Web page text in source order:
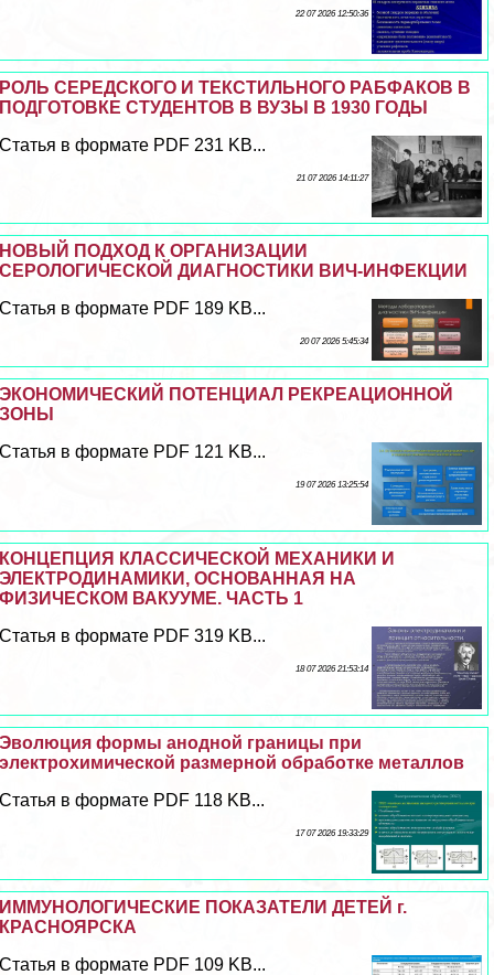
22 07 2026 12:50:36
РОЛЬ СЕРЕДСКОГО И ТЕКСТИЛЬНОГО РАБФАКОВ В
ПОДГОТОВКЕ СТУДЕНТОВ В ВУЗЫ В 1930 ГОДЫ
Статья в формате PDF 231 KB...
21 07 2026 14:11:27
НОВЫЙ ПОДХОД К ОРГАНИЗАЦИИ
СЕРОЛОГИЧЕСКОЙ ДИАГНОСТИКИ ВИЧ-ИНФЕКЦИИ
Статья в формате PDF 189 KB...
20 07 2026 5:45:34
ЭКОНОМИЧЕСКИЙ ПОТЕНЦИАЛ РЕКРЕАЦИОННОЙ
ЗОНЫ
Статья в формате PDF 121 KB...
19 07 2026 13:25:54
КОНЦЕПЦИЯ КЛАССИЧЕСКОЙ МЕХАНИКИ И
ЭЛЕКТРОДИНАМИКИ, ОСНОВАННАЯ НА
ФИЗИЧЕСКОМ ВАКУУМЕ. ЧАСТЬ 1
Статья в формате PDF 319 KB...
18 07 2026 21:53:14
Эволюция формы анодной границы при
электрохимической размерной обработке металлов
Статья в формате PDF 118 KB...
17 07 2026 19:33:29
ИММУНОЛОГИЧЕСКИЕ ПОКАЗАТЕЛИ ДЕТЕЙ г.
КРАСНОЯРСКА
Статья в формате PDF 109 KB...